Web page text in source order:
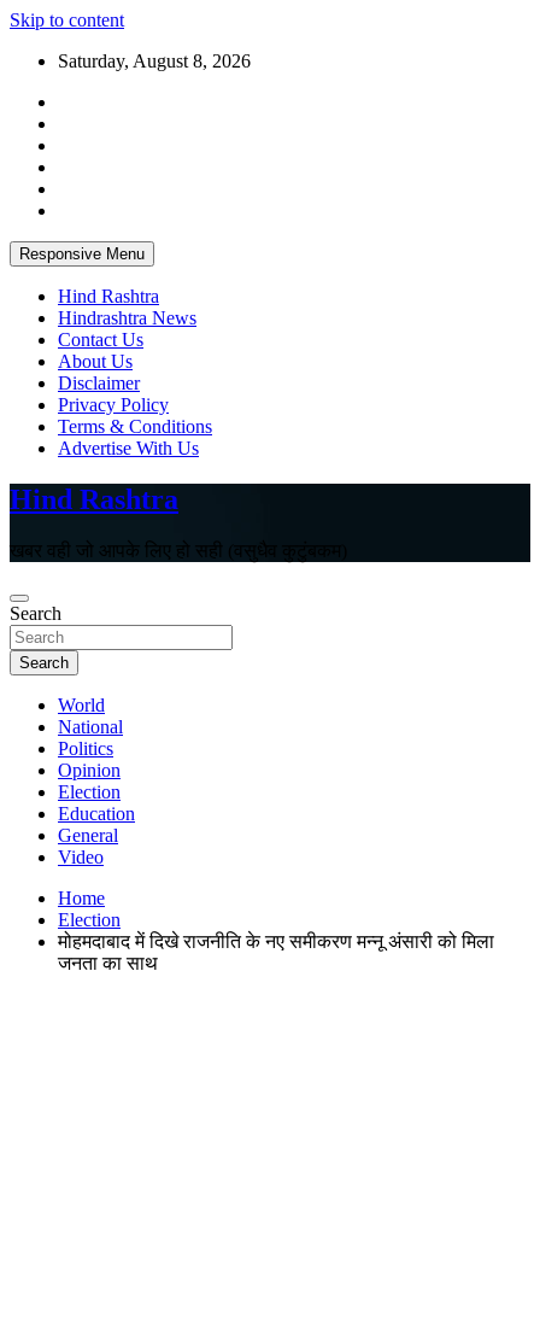
Skip to content
Saturday, August 8, 2026
Responsive Menu
Hind Rashtra
Hindrashtra News
Contact Us
About Us
Disclaimer
Privacy Policy
Terms & Conditions
Advertise With Us
Hind Rashtra
खबर वही जो आपके लिए हो सही (वसुधैव कुटुंबकम)
Search
Search
World
National
Politics
Opinion
Election
Education
General
Video
Home
Election
मोहमदाबाद में दिखे राजनीति के नए समीकरण मन्नू अंसारी को मिला
जनता का साथ